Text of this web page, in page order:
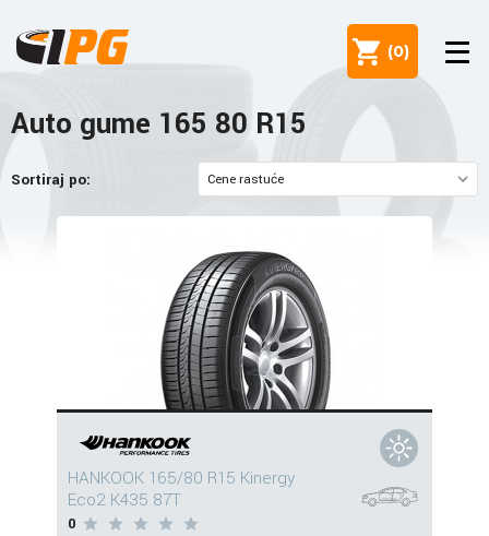
(0)
Auto gume 165 80 R15
Sortiraj po:
HANKOOK 165/80 R15 Kinergy
Eco2 K435 87T
0